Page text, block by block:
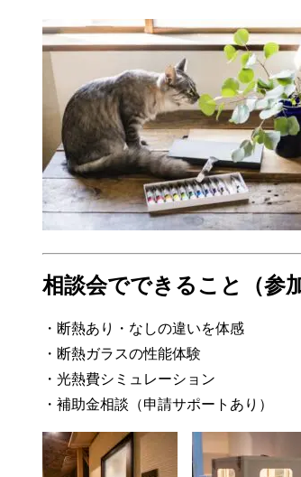
相談会でできること（参
・断熱あり・なしの違いを体感
・断熱ガラスの性能体験
・光熱費シミュレーション
・補助金相談（申請サポートあり）